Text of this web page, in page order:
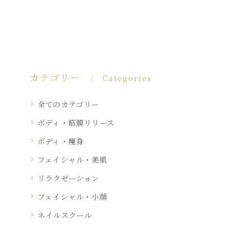
カテゴリー Categories
全てのカテゴリー
ボディ・筋膜リリース
ボディ・痩身
フェイシャル・美肌
リラクゼーション
フェイシャル・小顔
ネイルスクール